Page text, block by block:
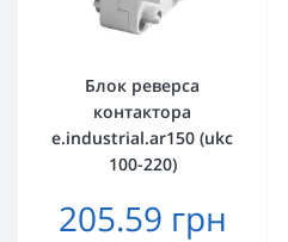
Блок реверса
контактора
e.industrial.ar150 (ukc
100-220)
205.59 грн